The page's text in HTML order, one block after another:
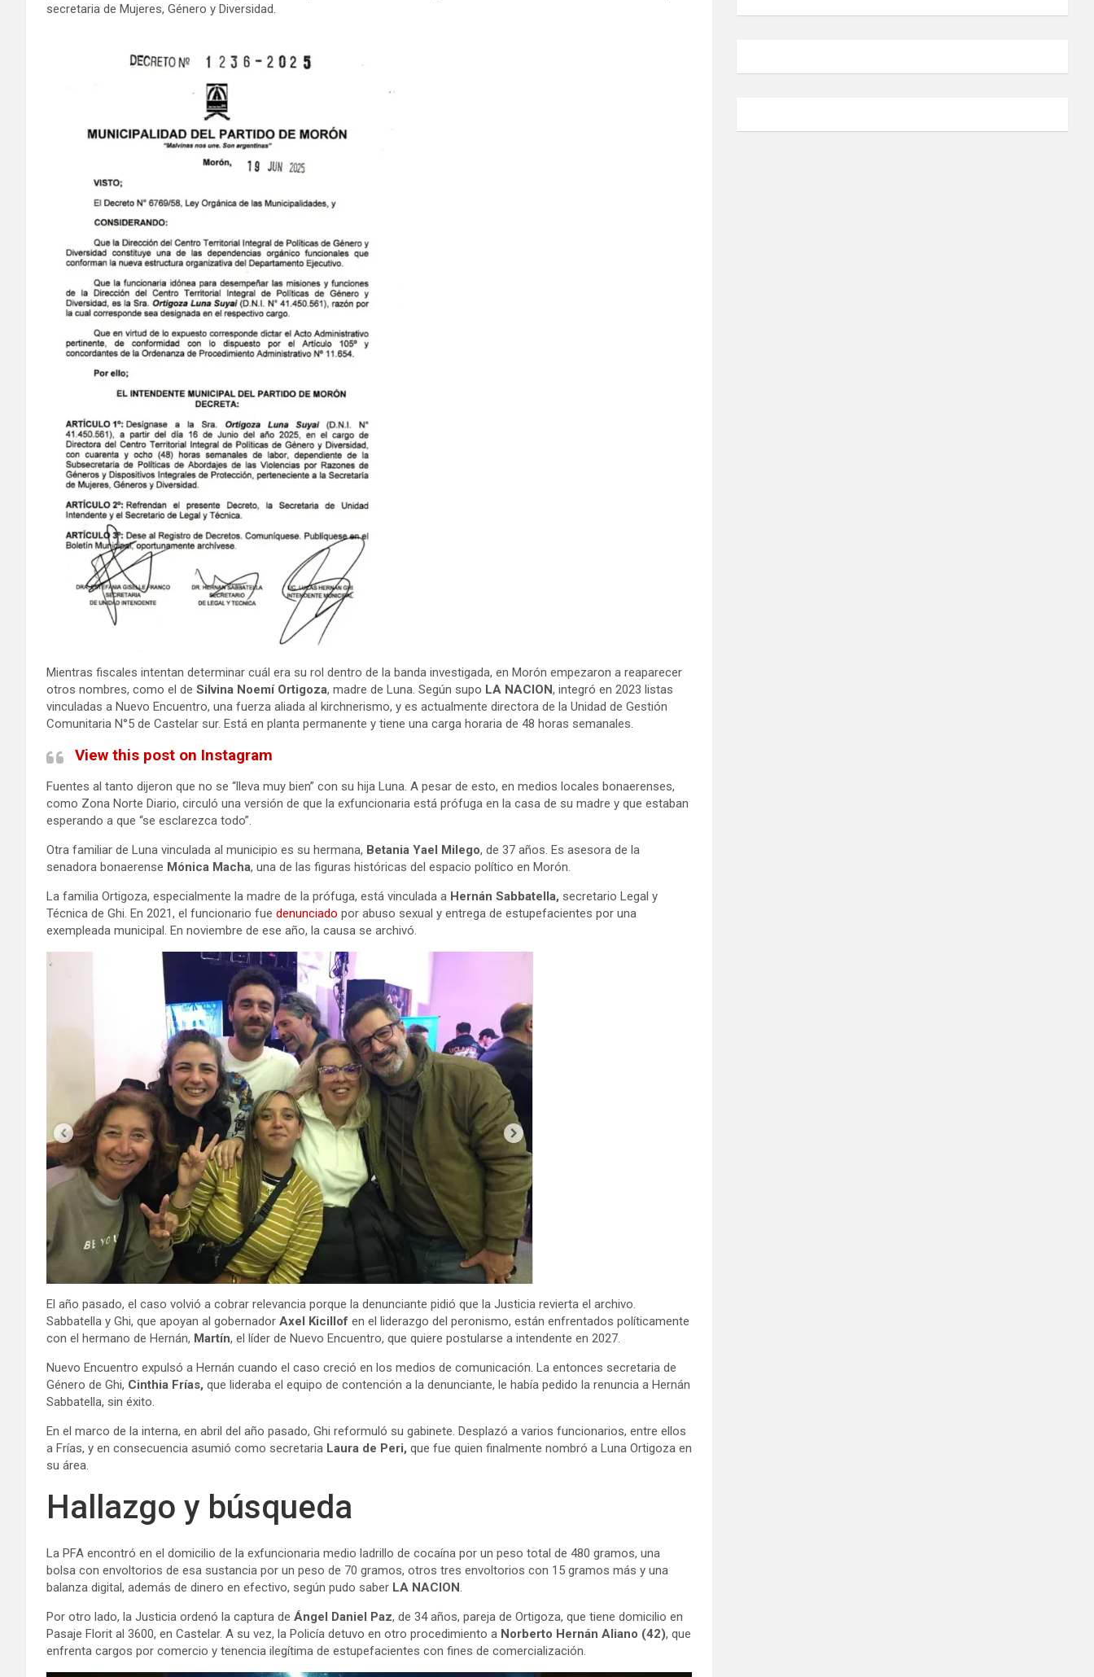
secretaria de Mujeres, Género y Diversidad.
Mientras fiscales intentan determinar cuál era su rol dentro de la banda investigada, en Morón empezaron a reaparecer
otros nombres, como el de Silvina Noemí Ortigoza, madre de Luna. Según supo LA NACION, integró en 2023 listas
vinculadas a Nuevo Encuentro, una fuerza aliada al kirchnerismo, y es actualmente directora de la Unidad de Gestión
Comunitaria N°5 de Castelar sur. Está en planta permanente y tiene una carga horaria de 48 horas semanales.
View this post on Instagram
Fuentes al tanto dijeron que no se “lleva muy bien” con su hija Luna. A pesar de esto, en medios locales bonaerenses,
como Zona Norte Diario, circuló una versión de que la exfuncionaria está prófuga en la casa de su madre y que estaban
esperando a que “se esclarezca todo”.
Otra familiar de Luna vinculada al municipio es su hermana, Betania Yael Milego, de 37 años. Es asesora de la
senadora bonaerense Mónica Macha, una de las figuras históricas del espacio político en Morón.
La familia Ortigoza, especialmente la madre de la prófuga, está vinculada a Hernán Sabbatella, secretario Legal y
Técnica de Ghi. En 2021, el funcionario fue denunciado por abuso sexual y entrega de estupefacientes por una
exempleada municipal. En noviembre de ese año, la causa se archivó.
El año pasado, el caso volvió a cobrar relevancia porque la denunciante pidió que la Justicia revierta el archivo.
Sabbatella y Ghi, que apoyan al gobernador Axel Kicillof en el liderazgo del peronismo, están enfrentados políticamente
con el hermano de Hernán, Martín, el líder de Nuevo Encuentro, que quiere postularse a intendente en 2027.
Nuevo Encuentro expulsó a Hernán cuando el caso creció en los medios de comunicación. La entonces secretaria de
Género de Ghi, Cinthia Frías, que lideraba el equipo de contención a la denunciante, le había pedido la renuncia a Hernán
Sabbatella, sin éxito.
En el marco de la interna, en abril del año pasado, Ghi reformuló su gabinete. Desplazó a varios funcionarios, entre ellos
a Frías, y en consecuencia asumió como secretaria Laura de Peri, que fue quien finalmente nombró a Luna Ortigoza en
su área.
Hallazgo y búsqueda
La PFA encontró en el domicilio de la exfuncionaria medio ladrillo de cocaína por un peso total de 480 gramos, una
bolsa con envoltorios de esa sustancia por un peso de 70 gramos, otros tres envoltorios con 15 gramos más y una
balanza digital, además de dinero en efectivo, según pudo saber LA NACION.
Por otro lado, la Justicia ordenó la captura de Ángel Daniel Paz, de 34 años, pareja de Ortigoza, que tiene domicilio en
Pasaje Florit al 3600, en Castelar. A su vez, la Policía detuvo en otro procedimiento a Norberto Hernán Aliano (42), que
enfrenta cargos por comercio y tenencia ilegítima de estupefacientes con fines de comercialización.